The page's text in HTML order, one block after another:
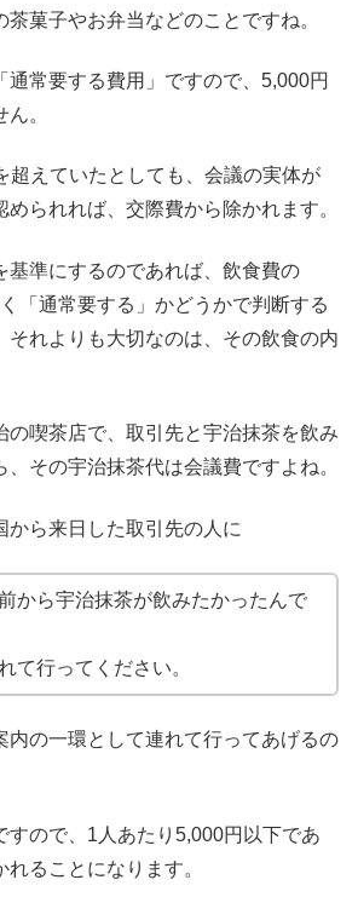
菓子やお弁当などのことですね。
通常要する費用」ですので、5,000円
。
超えていたとしても、会議の実体が
られれば、交際費から除かれます。
基準にするのであれば、飲食費の
「通常要する」かどうかで判断する
それよりも大切なのは、その飲食の内
の喫茶店で、取引先と宇治抹茶を飲み
その宇治抹茶代は会議費ですよね。
から来日した取引先の人に
から宇治抹茶が飲みたかったんで
て行ってください。
内の一環として連れて行ってあげるの
すので、1人あたり5,000円以下であ
ることになります。